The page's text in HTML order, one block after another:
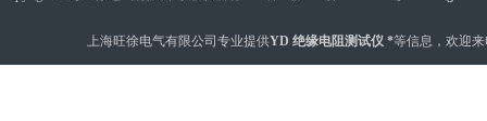
上海旺徐电气有限公司专业提供YD 绝缘电阻测试仪 *等信息，欢迎